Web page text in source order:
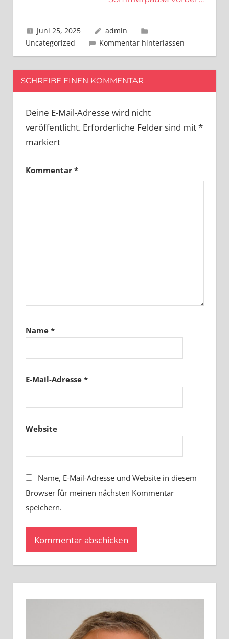
Juni 25, 2025
admin
Uncategorized
Kommentar hinterlassen
SCHREIBE EINEN KOMMENTAR
Deine E-Mail-Adresse wird nicht
veröffentlicht. Erforderliche Felder sind mit*
markiert
Kommentar *
Name *
E-Mail-Adresse *
Website
Name, E-Mail-Adresse und Website in diesem
Browser für meinen nächsten Kommentar
speichern.